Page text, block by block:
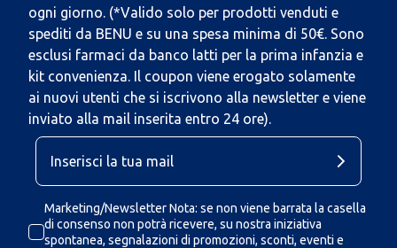
ogni giorno. (*Valido solo per prodotti venduti e
spediti da BENU e su una spesa minima di 50€. Sono
esclusi farmaci da banco latti per la prima infanzia e
kit convenienza. Il coupon viene erogato solamente
ai nuovi utenti che si iscrivono alla newsletter e viene
inviato alla mail inserita entro 24 ore).
Marketing/Newsletter Nota: se non viene barrata la casella
di consenso non potrà ricevere, su nostra iniziativa
spontanea, segnalazioni di promozioni, sconti, eventi e